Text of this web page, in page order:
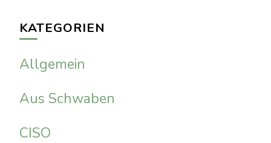
KATEGORIEN
Allgemein
Aus Schwaben
CISO